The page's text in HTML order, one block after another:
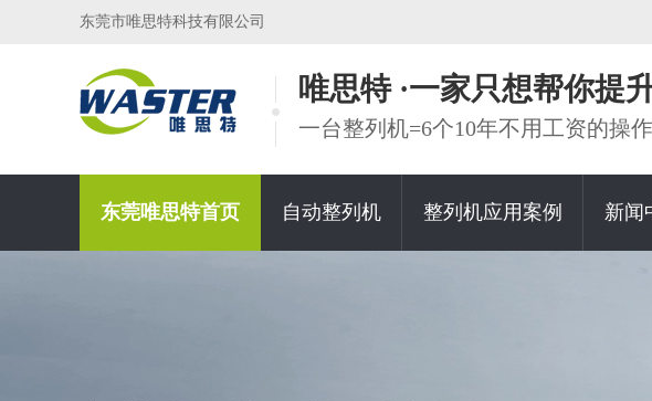
东莞市唯思特科技有限公司
唯思特 ·一家只想帮你提
一台整列机=6个10年不用工资的操
东莞唯思特首页 自动整列机 整列机应用案例 新闻